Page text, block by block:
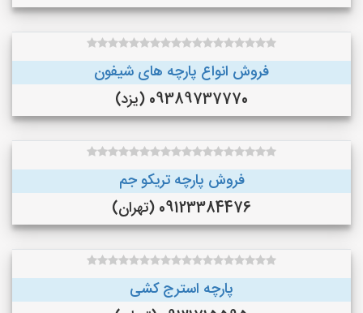
فروش انواع پارچه های شیفون
09389737770 (یزد)
فروش پارچه تریکو جم
09123384476 (تهران)
پارچه استرج کشی